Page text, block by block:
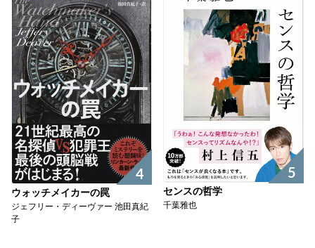
4
ウォッチメイカーの罠
ジェフリー・ディーヴァー 池田真紀
子
5
センスの哲学
千葉雅也